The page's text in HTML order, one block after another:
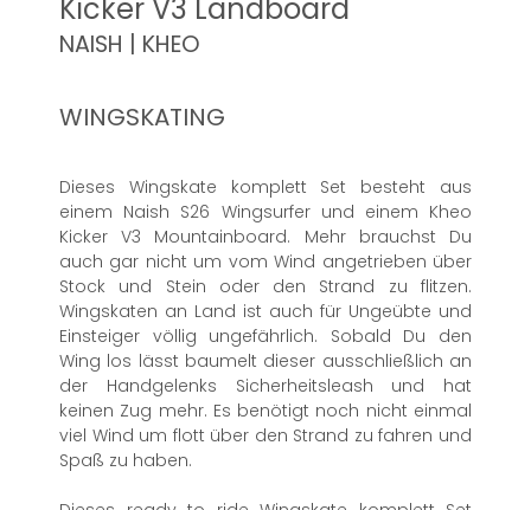
Kicker V3 Landboard
NAISH | KHEO
WINGSKATING
Dieses Wingskate komplett Set besteht aus
einem Naish S26 Wingsurfer und einem Kheo
Kicker V3 Mountainboard. Mehr brauchst Du
auch gar nicht um vom Wind angetrieben über
Stock und Stein oder den Strand zu flitzen.
Wingskaten an Land ist auch für Ungeübte und
Einsteiger völlig ungefährlich. Sobald Du den
Wing los lässt baumelt dieser ausschließlich an
der Handgelenks Sicherheitsleash und hat
keinen Zug mehr. Es benötigt noch nicht einmal
viel Wind um flott über den Strand zu fahren und
Spaß zu haben.